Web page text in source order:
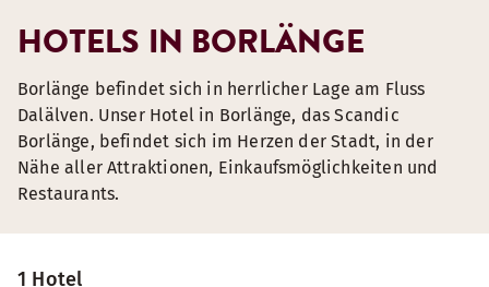
1 Hotel
HOTELS IN BORLÄNGE
Borlänge befindet sich in herrlicher Lage am Fluss
Dalälven. Unser Hotel in Borlänge, das Scandic
Borlänge, befindet sich im Herzen der Stadt, in der
Nähe aller Attraktionen, Einkaufsmöglichkeiten und
Restaurants.